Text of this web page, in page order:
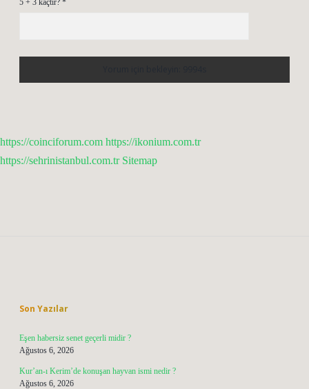
5 + 3 kaçtır? *
https://coinciforum.com https://ikonium.com.tr
https://sehrinistanbul.com.tr Sitemap
Son Yazılar
Eşen habersiz senet geçerli midir ?
Ağustos 6, 2026
Kur’an-ı Kerim’de konuşan hayvan ismi nedir ?
Ağustos 6, 2026